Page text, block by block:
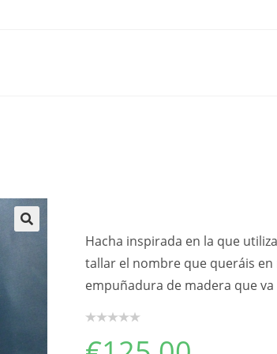
Hacha inspirada en la que
tallar el nombre que queráis en
empuñadura de madera que